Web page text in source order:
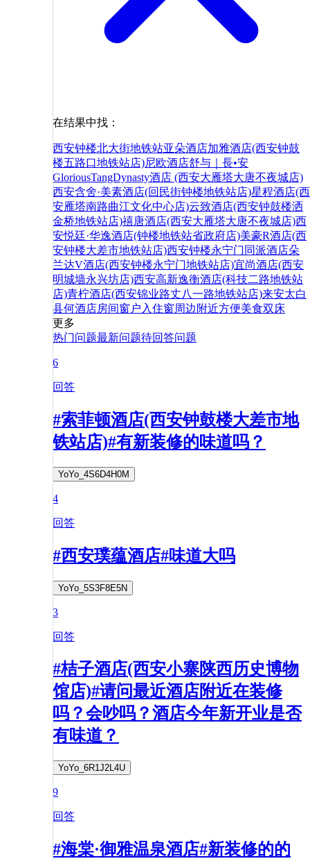
在结果中找：
西安钟楼北大街地铁站亚朵酒店加雅酒店(西安钟鼓
楼五路口地铁站店)尼欧酒店舒与｜長•安
GloriousTangDynasty酒店 (西安大雁塔大唐不夜城店)
西安含舍·美素酒店(回民街钟楼地铁站店)星程酒店(西
安雁塔南路曲江文化中心店)云致酒店(西安钟鼓楼洒
金桥地铁站店)禧唐酒店(西安大雁塔大唐不夜城店)西
安悦廷·华逸酒店(钟楼地铁站省政府店)美豪R酒店(西
安钟楼大差市地铁站店)西安钟楼永宁门同派酒店朵
兰达V酒店(西安钟楼永宁门地铁站店)宜尚酒店(西安
明城墙永兴坊店)西安高新逸衡酒店(科技二路地铁站
店)青柠酒店(西安锦业路丈八一路地铁站店)来安太白
县何酒店房间窗户 入住窗周边 附近方便美食双床
更多
热门问题最新问题待回答问题
6
回答
#索菲顿酒店(西安钟鼓楼大差市地
铁站店)#有新装修的味道吗？
YoYo_4S6D4H0M
4
回答
#西安璞蕴酒店#味道大吗
YoYo_5S3F8E5N
3
回答
#桔子酒店(西安小寨陕西历史博物
馆店)#请问最近酒店附近在装修
吗？会吵吗？酒店今年新开业是否
有味道？
YoYo_6R1J2L4U
9
回答
#海棠·御雅温泉酒店#新装修的的